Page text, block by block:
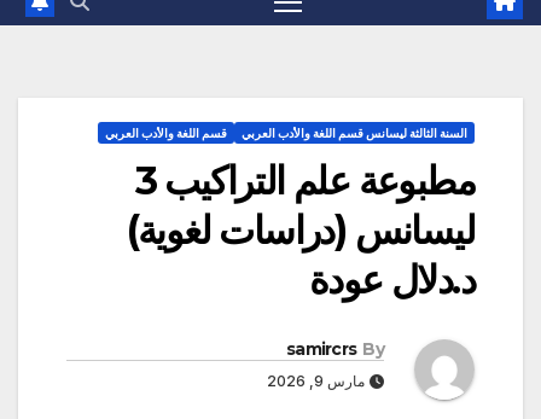
السنة الثالثة ليسانس قسم اللغة والأدب العربي قسم اللغة والأدب العربي
مطبوعة علم التراكيب 3
ليسانس (دراسات لغوية)
د.دلال عودة
By
samircrs
مارس 9, 2026